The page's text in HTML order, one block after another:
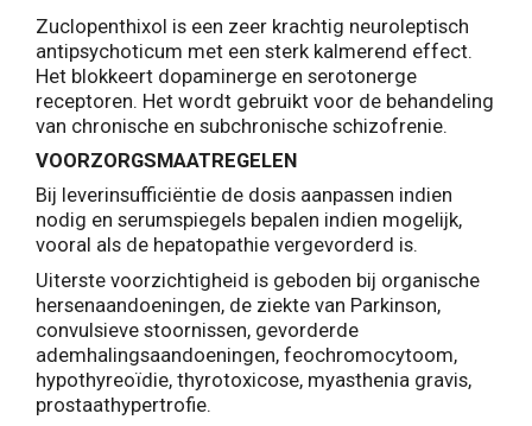
Zuclopenthixol is een zeer krachtig neuroleptisch
antipsychoticum met een sterk kalmerend effect.
Het blokkeert dopaminerge en serotonerge
receptoren. Het wordt gebruikt voor de behandeling
van chronische en subchronische schizofrenie.
VOORZORGSMAATREGELEN
Bij leverinsufficiëntie de dosis aanpassen indien
nodig en serumspiegels bepalen indien mogelijk,
vooral als de hepatopathie vergevorderd is.
Uiterste voorzichtigheid is geboden bij organische
hersenaandoeningen, de ziekte van Parkinson,
convulsieve stoornissen, gevorderde
ademhalingsaandoeningen, feochromocytoom,
hypothyreoïdie, thyrotoxicose, myasthenia gravis,
prostaathypertrofie.